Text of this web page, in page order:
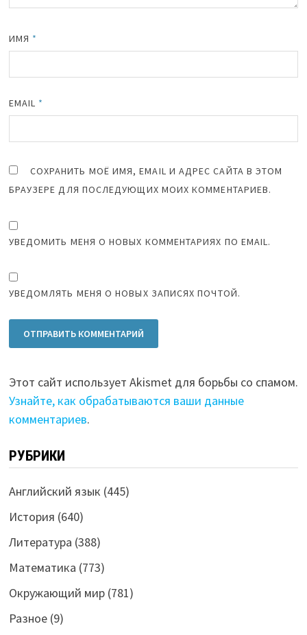
ИМЯ *
EMAIL *
СОХРАНИТЬ МОЁ ИМЯ, EMAIL И АДРЕС САЙТА В ЭТОМ
БРАУЗЕРЕ ДЛЯ ПОСЛЕДУЮЩИХ МОИХ КОММЕНТАРИЕВ.
УВЕДОМИТЬ МЕНЯ О НОВЫХ КОММЕНТАРИЯХ ПО EMAIL.
УВЕДОМЛЯТЬ МЕНЯ О НОВЫХ ЗАПИСЯХ ПОЧТОЙ.
Этот сайт использует Akismet для борьбы со спамом.
Узнайте, как обрабатываются ваши данные
комментариев.
РУБРИКИ
Английский язык (445)
История (640)
Литература (388)
Математика (773)
Окружающий мир(781)
Разное(9)